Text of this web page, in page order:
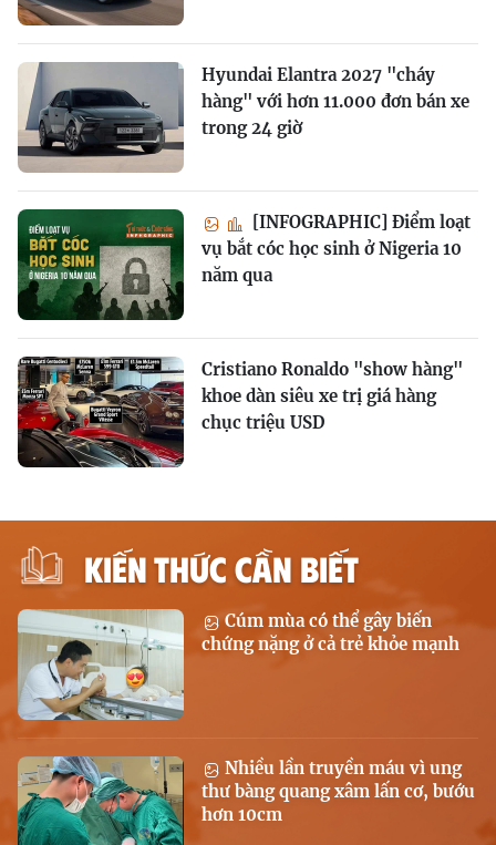
Hyundai Elantra 2027 "cháy
hàng" với hơn 11.000 đơn bán xe
trong 24 giờ
[INFOGRAPHIC] Điểm loạt
vụ bắt cóc học sinh ở Nigeria 10
năm qua
Cristiano Ronaldo "show hàng"
khoe dàn siêu xe trị giá hàng
chục triệu USD
KIẾN THỨC CẦN BIẾT
Cúm mùa có thể gây biến
chứng nặng ở cả trẻ khỏe mạnh
Nhiều lần truyền máu vì ung
thư bàng quang xâm lấn cơ, bướu
hơn 10cm